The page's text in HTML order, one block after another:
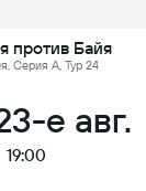
против Байя
Серия А, Тур 24
е авг.
19:00